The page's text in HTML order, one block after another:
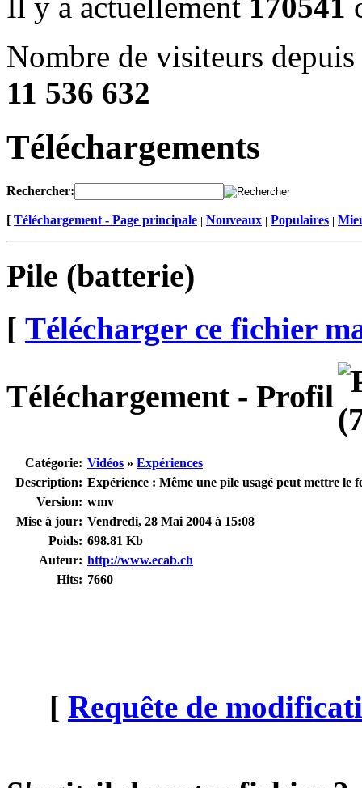
Nombre de visiteurs
11 536 632
Téléchargements
Rechercher:
[ Téléchargement - Page principale | Nouveaux | Populaires |
Pile (batterie)
[ Télécharger ce fichier
Téléchargement - Profil
Catégorie: Vidéos » Expériences
Description: Expérience : Même une pile usagé peut mettre le
Version: wmv
Mise à jour: Vendredi, 28 Mai 2004 à 15:08
Poids: 698.81 Kb
Auteur: http://www.ecab.ch
Hits: 7660
[ Requête de